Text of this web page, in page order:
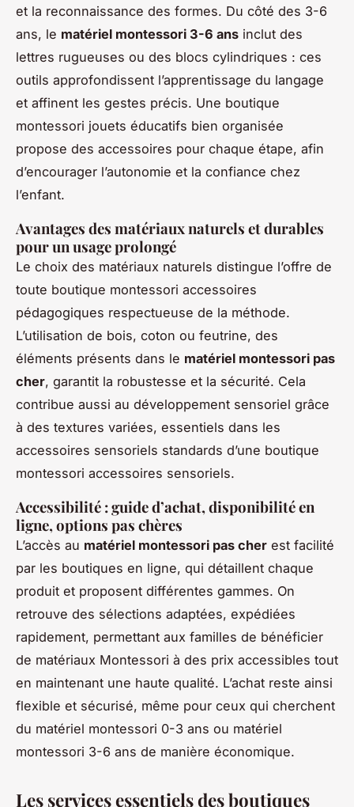
et la reconnaissance des formes. Du côté des 3-6
ans, le matériel montessori 3-6 ans inclut des
lettres rugueuses ou des blocs cylindriques : ces
outils approfondissent l’apprentissage du langage
et affinent les gestes précis. Une boutique
montessori jouets éducatifs bien organisée
propose des accessoires pour chaque étape, afin
d’encourager l’autonomie et la confiance chez
l’enfant.
Avantages des matériaux naturels et durables
pour un usage prolongé
Le choix des matériaux naturels distingue l’offre de
toute boutique montessori accessoires
pédagogiques respectueuse de la méthode.
L’utilisation de bois, coton ou feutrine, des
éléments présents dans le matériel montessori pas
cher, garantit la robustesse et la sécurité. Cela
contribue aussi au développement sensoriel grâce
à des textures variées, essentiels dans les
accessoires sensoriels standards d’une boutique
montessori accessoires sensoriels.
Accessibilité : guide d’achat, disponibilité en
ligne, options pas chères
L’accès au matériel montessori pas cher est facilité
par les boutiques en ligne, qui détaillent chaque
produit et proposent différentes gammes. On
retrouve des sélections adaptées, expédiées
rapidement, permettant aux familles de bénéficier
de matériaux Montessori à des prix accessibles tout
en maintenant une haute qualité. L’achat reste ainsi
flexible et sécurisé, même pour ceux qui cherchent
du matériel montessori 0-3 ans ou matériel
montessori 3-6 ans de manière économique.
Les services essentiels des boutiques